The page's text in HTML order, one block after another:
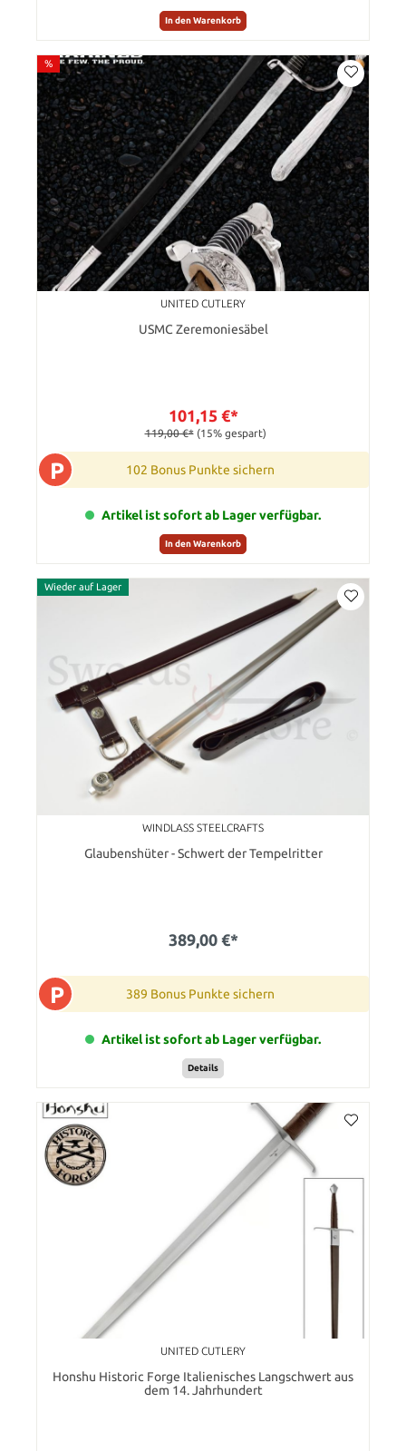
In den Warenkorb
%
UNITED CUTLERY
USMC Zeremoniesäbel
101,15 €*
119,00 €* (15% gespart)
P 102 Bonus Punkte sichern
Artikel ist sofort ab Lager verfügbar.
In den Warenkorb
Wieder auf Lager
WINDLASS STEELCRAFTS
Glaubenshüter - Schwert der Tempelritter
389,00 €*
P 389 Bonus Punkte sichern
Artikel ist sofort ab Lager verfügbar.
Details
UNITED CUTLERY
Honshu Historic Forge Italienisches Langschwert aus
dem 14. Jahrhundert